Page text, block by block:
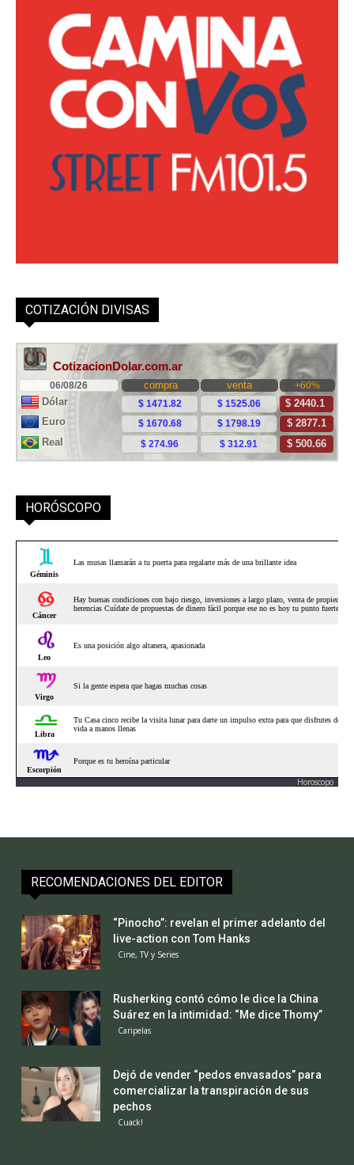
COTIZACIÓN DIVISAS
HORÓSCOPO
Horoscopo
RECOMENDACIONES DEL EDITOR
“Pinocho”: revelan el primer adelanto del
live-action con Tom Hanks
Cine, TV y Series
Rusherking contó cómo le dice la China
Suárez en la intimidad: “Me dice Thomy”
Caripelas
Dejó de vender “pedos envasados” para
comercializar la transpiración de sus
pechos
Cuack!